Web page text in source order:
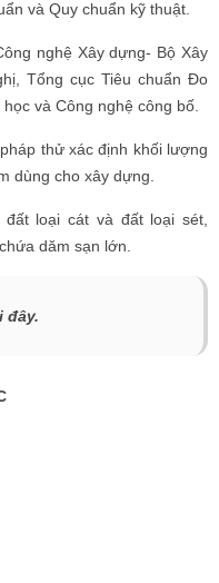
và Quy chuẩn kỹ thuật.
nghệ Xây dựng- Bộ Xây
Tổng cục Tiêu chuẩn Đo
và Công nghệ công bố.
thử xác định khối lượng
dùng cho xây dựng.
loại cát và đất loại sét,
dăm sạn lớn.
đây.